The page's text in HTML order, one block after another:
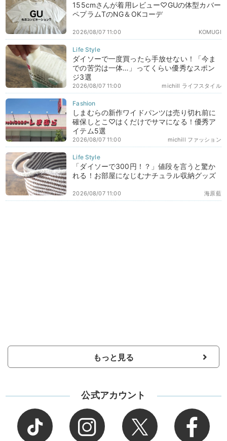
155cmさんが着用レビュー♡GUの体型カバー
ペプラムTのNG＆OKコーデ
KOMUGI
2026/08/07 11:00
ダイソーで一度買ったら手放せない！「今ま
での苦労は一体…」ってくらい優秀なスポン
ジ3選
michill ライフスタイル
2026/08/07 11:00
しまむらの新作ワイドパンツは売り切れ前に
確保しとこ♡はくだけでサマになる！優秀ア
イテム5選
michill ファッション
2026/08/07 11:00
「ダイソーで300円！？」値段を言うと驚か
れる！お部屋になじむナチュラル収納グッズ
海原藍
2026/08/07 11:00
もっと見る
公式アカウント